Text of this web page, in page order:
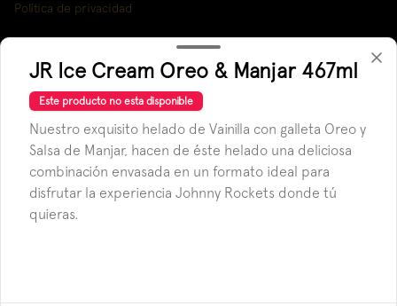
Política de privacidad
Facebook
Mi cuenta
Pedir
JR Ice Cream Oreo & Manjar 467ml
Este producto no esta disponible
Nuestro exquisito helado de Vainilla con galleta Oreo y
Salsa de Manjar, hacen de éste helado una deliciosa
combinación envasada en un formato ideal para
disfrutar la experiencia Johnny Rockets donde tú
quieras.